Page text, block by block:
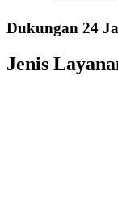
Dukungan 24
Jenis